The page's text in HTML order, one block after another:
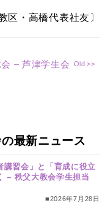
区・高橋代表社友〕
– 芦津学生会
の最新ニュース
講習会」と「育成に役立
– 秩父大教会学生担当
■2026年7月28日